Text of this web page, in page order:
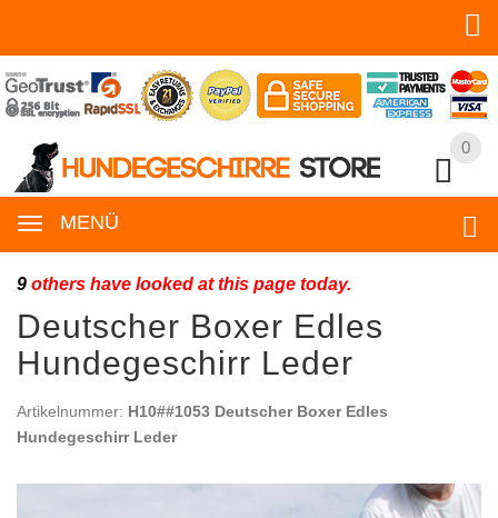
0
MENÜ
0
9 others have looked at this page today.
Deutscher Boxer Edles
Hundegeschirr Leder
Artikelnummer: H10##1053 Deutscher Boxer Edles
Hundegeschirr Leder